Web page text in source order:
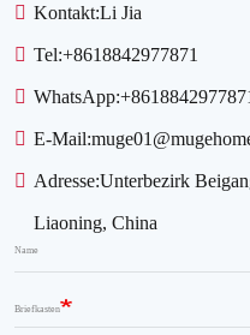
Kontakt:Li Jia
Tel:+8618842977871
WhatsApp:
E-Mail:
Adresse:Unterbezirk
Liaoning, China
Name
Briefkasten